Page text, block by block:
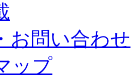
お問い合わせ
ップ